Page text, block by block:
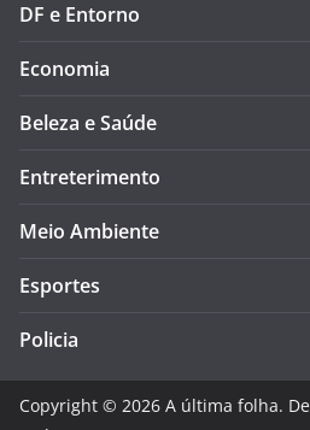
DF e Entorno
Economia
Beleza e Saúde
Entreterimento
Meio Ambiente
Esportes
Policia
Copyright © 2026 A última folha.